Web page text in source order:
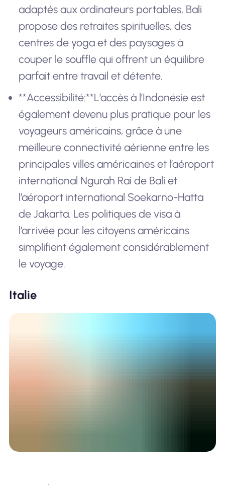
adaptés aux ordinateurs portables, Bali
propose des retraites spirituelles, des
centres de yoga et des paysages à
couper le souffle qui offrent un équilibre
parfait entre travail et détente.
**Accessibilité:**L’accès à l’Indonésie est
également devenu plus pratique pour les
voyageurs américains, grâce à une
meilleure connectivité aérienne entre les
principales villes américaines et l’aéroport
international Ngurah Rai de Bali et
l’aéroport international Soekarno-Hatta
de Jakarta. Les politiques de visa à
l’arrivée pour les citoyens américains
simplifient également considérablement
le voyage.
Italie